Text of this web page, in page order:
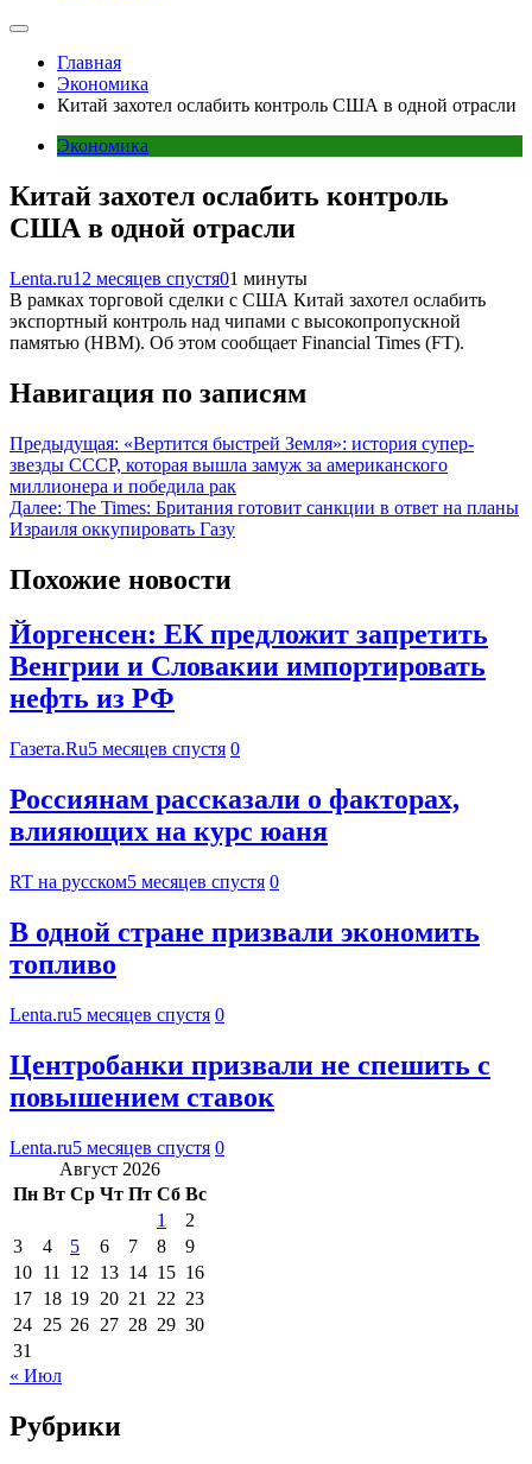
Главная
Экономика
Китай захотел ослабить контроль США в одной отрасли
Экономика
Китай захотел ослабить контроль
США в одной отрасли
Lenta.ru12 месяцев спустя01 минуты
В рамках торговой сделки с США Китай захотел ослабить
экспортный контроль над чипами с высокопропускной
памятью (HBM). Об этом сообщает Financial Times (FT).
Навигация по записям
Предыдущая: «Вертится быстрей Земля»: история супер-
звезды СССР, которая вышла замуж за американского
миллионера и победила рак
Далее: The Times: Британия готовит санкции в ответ на планы
Израиля оккупировать Газу
Похожие новости
Йоргенсен: ЕК предложит запретить
Венгрии и Словакии импортировать
нефть из РФ
Газета.Ru5 месяцев спустя 0
Россиянам рассказали о факторах,
влияющих на курс юаня
RT на русском5 месяцев спустя 0
В одной стране призвали экономить
топливо
Lenta.ru5 месяцев спустя 0
Центробанки призвали не спешить с
повышением ставок
Lenta.ru5 месяцев спустя 0
Август 2026
Пн Вт Ср Чт Пт Сб Вс
1
2
3
4 5 6 7 8
9
10 11 12 13 14 15 16
17 18 19 20 21 22 23
24 25 26 27 28 29 30
31
« Июл
Рубрики